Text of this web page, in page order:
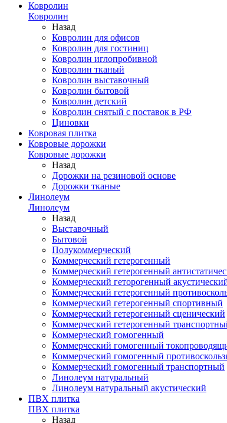
Ковролин
Ковролин
Назад
Ковролин для офисов
Ковролин для гостиниц
Ковролин иглопробивной
Ковролин тканый
Ковролин выставочный
Ковролин бытовой
Ковролин детский
Ковролин снятый с поставок в РФ
Циновки
Ковровая плитка
Ковровые дорожки
Ковровые дорожки
Назад
Дорожки на резиновой основе
Дорожки тканые
Линолеум
Линолеум
Назад
Выставочный
Бытовой
Полукоммерческий
Коммерческий гетерогенный
Коммерческий гетерогенный
Коммерческий геторогенный
Коммерческий гетерогенный
Коммерческий гетерогенный спортивный
Коммерческий гетерогенный сценический
Коммерческий гетерогенный
Коммерческий гомогенный
Коммерческий гомогенный
Коммерческий гомогенный
Коммерческий гомогенный транспортный
Линолеум натуральный
Линолеум натуральный акустический
ПВХ плитка
ПВХ плитка
Назад